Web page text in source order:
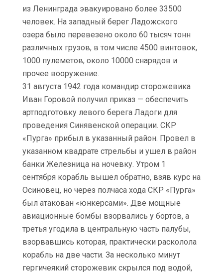
из Ленинграда эвакуировано более 33500
человек. На западный берег Ладожского
озера было перевезено около 60 тысяч тонн
различных грузов, в том числе 4500 винтовок,
1000 пулеметов, около 10000 снарядов и
прочее вооружение.
31 августа 1942 года командир сторожевика
Иван Горовой получил приказ — обеспечить
артподготовку левого берега Ладоги для
проведения Синявенской операции. СКР
«Пурга» прибыл в указанный район. Провел в
указанном квадрате стрельбы и ушел в район
банки Железница на ночевку. Утром 1
сентября корабль вышел обратно, взяв курс на
Осиновец, но через полчаса хода СКР «Пурга»
был атакован «юнкерсами». Две мощные
авиационные бомбы взорвались у бортов, а
третья угодила в центральную часть палубы,
взорвавшись которая, практически расколола
корабль на две части. За несколько минут
гергичеякий сторожевик скрылся под водой,